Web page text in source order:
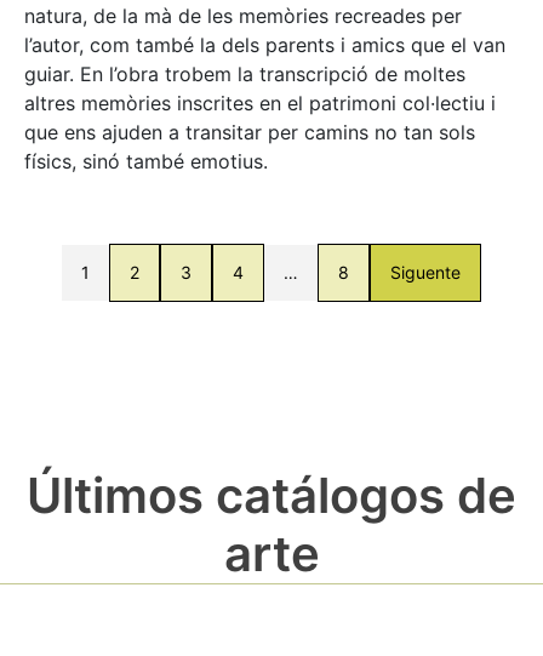
natura, de la mà de les memòries recreades per
l’autor, com també la dels parents i amics que el van
guiar. En l’obra trobem la transcripció de moltes
altres memòries inscrites en el patrimoni col·lectiu i
que ens ajuden a transitar per camins no tan sols
físics, sinó també emotius.
1 2 3 4 … 8 Siguente
Últimos catálogos de
arte